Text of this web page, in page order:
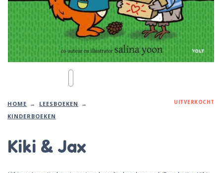
HOME
LEESBOEKEN
KINDERBOEKEN
UITVERKOCHT
Kiki & Jax